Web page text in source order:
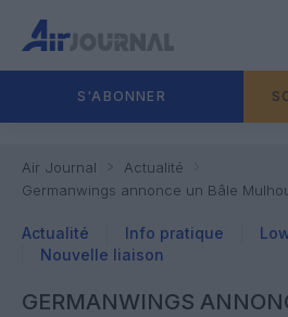
S'ABONNER
Air Journal
Actualité
Germanwings annonce un Bâle
Actualité Info pratique
Nouvelle liaison
GERMANWINGS